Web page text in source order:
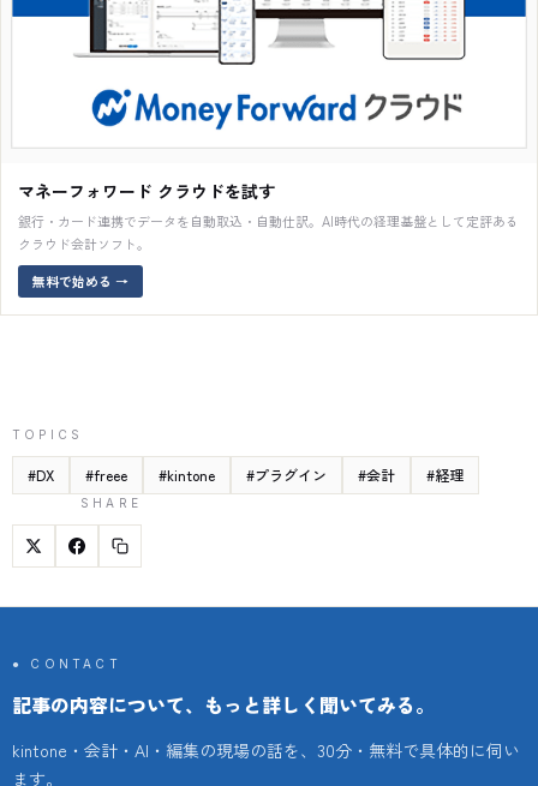
マネーフォワード クラウドを試す
銀行・カード連携でデータを自動取込・自動仕訳。AI時代の経理基盤として定評ある
クラウド会計ソフト。
無料で始める →
TOPICS
#DX #freee #kintone #プラグイン #会計 #経理
SHARE
● CONTACT
記事の内容について、もっと詳しく聞いてみる。
kintone・会計・AI・編集の現場の話を、30分・無料で具体的に伺い
ます。